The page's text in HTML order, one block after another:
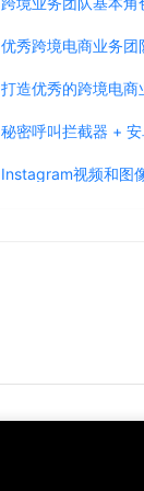
优秀跨境电商业务团
打造优秀的跨境电商
秘密呼叫拦截器 +
Instagram视频和图